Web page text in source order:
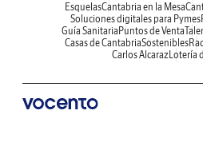
EsquelasCantabria en la Mesa
Soluciones digitales para Pymes
Guía Sanitaria Puntos de Venta
Casas de CantabriaSostenibles
Carlos AlcarazLotería